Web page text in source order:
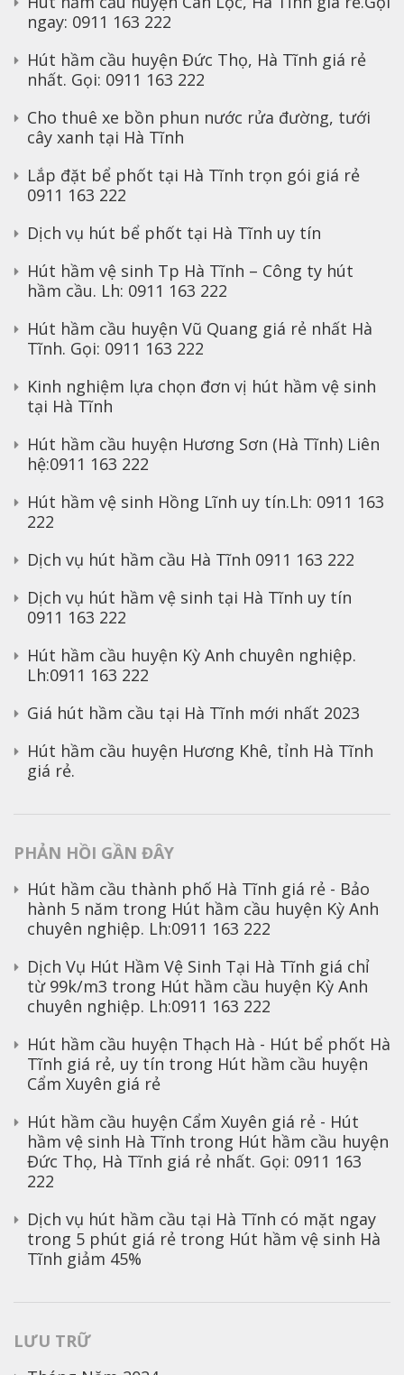
ngay: 0911 163 222
Hút hầm cầu huyện Đức Thọ, Hà Tĩnh giá rẻ
nhất. Gọi: 0911 163 222
Cho thuê xe bồn phun nước rửa đường, tưới
cây xanh tại Hà Tĩnh
Lắp đặt bể phốt tại Hà Tĩnh trọn gói giá rẻ
0911 163 222
Dịch vụ hút bể phốt tại Hà Tĩnh uy tín
Hút hầm vệ sinh Tp Hà Tĩnh – Công ty hút
hầm cầu. Lh: 0911 163 222
Hút hầm cầu huyện Vũ Quang giá rẻ nhất Hà
Tĩnh. Gọi: 0911 163 222
Kinh nghiệm lựa chọn đơn vị hút hầm vệ sinh
tại Hà Tĩnh
Hút hầm cầu huyện Hương Sơn (Hà Tĩnh) Liên
hệ:0911 163 222
Hút hầm vệ sinh Hồng Lĩnh uy tín.Lh: 0911 163
222
Dịch vụ hút hầm cầu Hà Tĩnh 0911 163 222
Dịch vụ hút hầm vệ sinh tại Hà Tĩnh uy tín
0911 163 222
Hút hầm cầu huyện Kỳ Anh chuyên nghiệp.
Lh:0911 163 222
Giá hút hầm cầu tại Hà Tĩnh mới nhất 2023
Hút hầm cầu huyện Hương Khê, tỉnh Hà Tĩnh
giá rẻ.
PHẢN HỒI GẦN ĐÂY
Hút hầm cầu thành phố Hà Tĩnh giá rẻ - Bảo
hành 5 năm trong Hút hầm cầu huyện Kỳ Anh
chuyên nghiệp. Lh:0911 163 222
Dịch Vụ Hút Hầm Vệ Sinh Tại Hà Tĩnh giá chỉ
từ 99k/m3 trong Hút hầm cầu huyện Kỳ Anh
chuyên nghiệp. Lh:0911 163 222
Hút hầm cầu huyện Thạch Hà - Hút bể phốt Hà
Tĩnh giá rẻ, uy tín trong Hút hầm cầu huyện
Cẩm Xuyên giá rẻ
Hút hầm cầu huyện Cẩm Xuyên giá rẻ - Hút
hầm vệ sinh Hà Tĩnh trong Hút hầm cầu huyện
Đức Thọ, Hà Tĩnh giá rẻ nhất. Gọi: 0911 163
222
Dịch vụ hút hầm cầu tại Hà Tĩnh có mặt ngay
trong 5 phút giá rẻ trong Hút hầm vệ sinh Hà
Tĩnh giảm 45%
LƯU TRỮ